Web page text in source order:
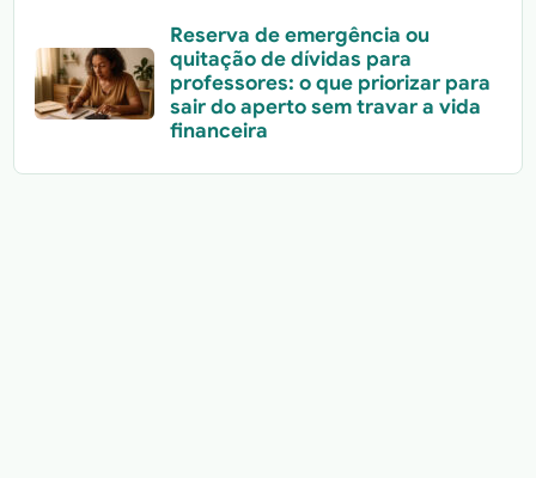
Reserva de emergência ou
quitação de dívidas para
professores: o que priorizar para
sair do aperto sem travar a vida
financeira